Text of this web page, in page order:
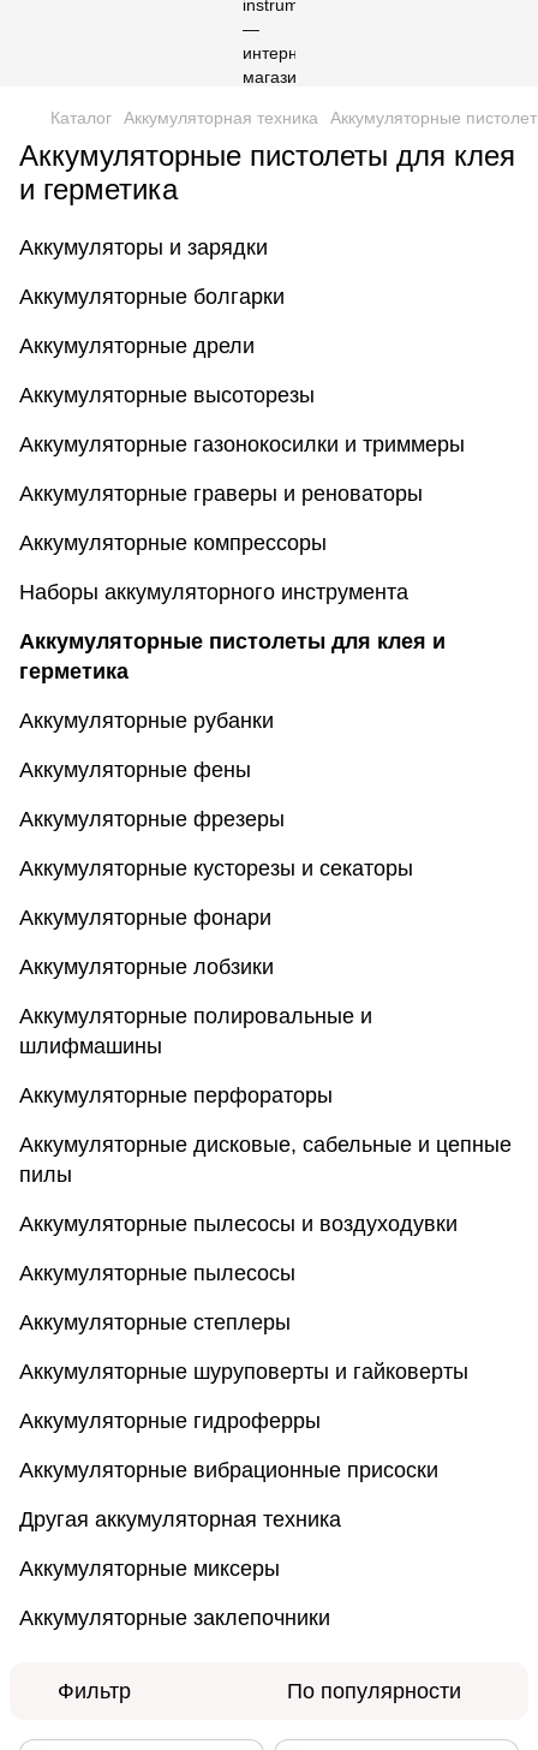
Каталог Аккумуляторная техника Аккумуляторные
Аккумуляторные пистолеты для клея
и герметика
Аккумуляторы и зарядки
Аккумуляторные болгарки
Аккумуляторные дрели
Аккумуляторные высоторезы
Аккумуляторные газонокосилки и триммеры
Аккумуляторные граверы и реноваторы
Аккумуляторные компрессоры
Наборы аккумуляторного инструмента
Аккумуляторные пистолеты для клея и
герметика
Аккумуляторные рубанки
Аккумуляторные фены
Аккумуляторные фрезеры
Аккумуляторные кусторезы и секаторы
Аккумуляторные фонари
Аккумуляторные лобзики
Аккумуляторные полировальные и
шлифмашины
Аккумуляторные перфораторы
Аккумуляторные дисковые, сабельные и цепные
пилы
Аккумуляторные пылесосы и воздуходувки
Аккумуляторные пылесосы
Аккумуляторные степлеры
Аккумуляторные шуруповерты и гайковерты
Аккумуляторные гидроферры
Аккумуляторные вибрационные присоски
Другая аккумуляторная техника
Аккумуляторные миксеры
Аккумуляторные заклепочники
Фильтр По популярности